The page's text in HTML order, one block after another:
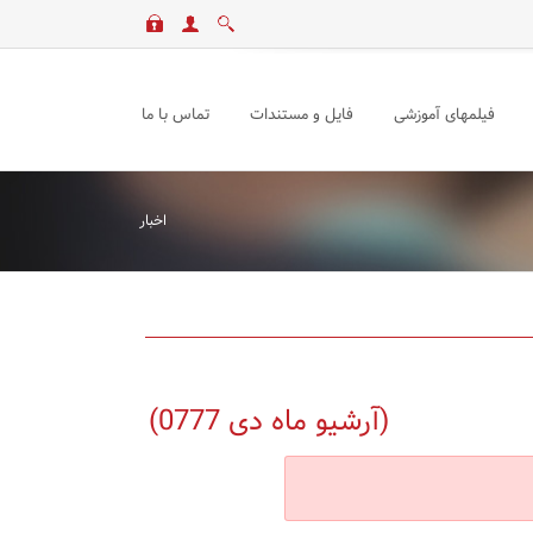
فیلمهای آموزشی فایل و مستندات تماس با ما
اخبار
(آرشیو ماه دی 0777)